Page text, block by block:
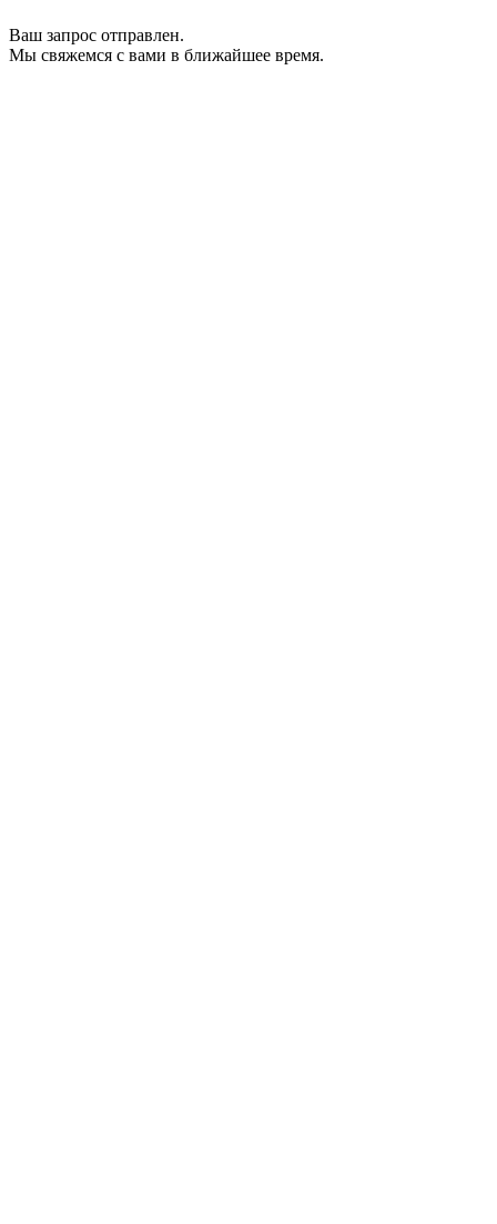
Ваш запрос отправлен.
Мы свяжемся с вами в ближайшее время.